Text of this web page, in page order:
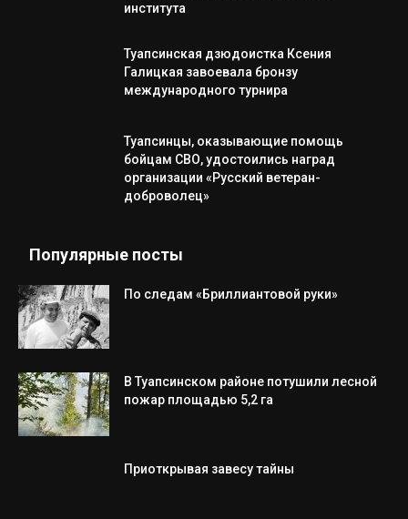
института
Туапсинская дзюдоистка Ксения
Галицкая завоевала бронзу
международного турнира
Туапсинцы, оказывающие помощь
бойцам СВО, удостоились наград
организации «Русский ветеран-
доброволец»
Популярные посты
По следам «Бриллиантовой руки»
В Туапсинском районе потушили лесной
пожар площадью 5,2 га
Приоткрывая завесу тайны